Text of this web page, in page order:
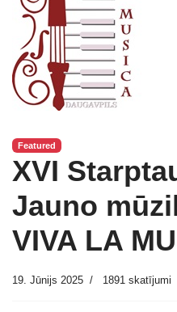
Featured
XVI
Jauno
VIVA LA
19. Jūnijs 2025 1891 skatījumi